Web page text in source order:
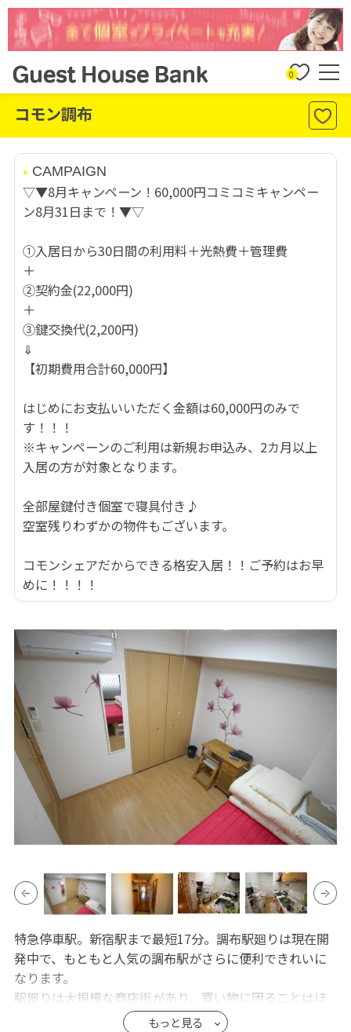
0
コモン調布
CAMPAIGN
▽▼8月キャンペーン！60,000円コミコミキャンペー
ン8月31日まで！▼▽
①入居日から30日間の利用料＋光熱費＋管理費
＋
②契約金(22,000円)
＋
③鍵交換代(2,200円)
⇓
【初期費用合計60,000円】
はじめにお支払いいただく金額は60,000円のみで
す！！！
※キャンペーンのご利用は新規お申込み、2カ月以上
入居の方が対象となります。
全部屋鍵付き個室で寝具付き♪
空室残りわずかの物件もございます。
コモンシェアだからできる格安入居！！ご予約はお早
めに！！！！
特急停車駅。新宿駅まで最短17分。調布駅廻りは現在開
発中で、もともと人気の調布駅がさらに便利できれいに
なります。
駅廻りは大規模な商店街があり、買い物に困ることはほ
とんどありません。オートロック。
もっと見る